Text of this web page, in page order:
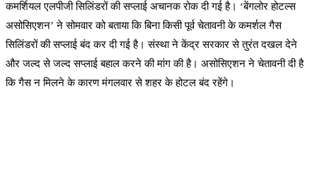
कमर्शियल एलपीजी सिलिंडरों की सप्लाई अचानक रोक दी गई है। ‘बेंगलोर होटल्स
असोसिएशन’ ने सोमवार को बताया कि बिना किसी पूर्व चेतावनी के कमर्शल गैस
सिलिंडरों की सप्लाई बंद कर दी गई है। संस्था ने केंद्र सरकार से तुरंत दखल देने
और जल्द से जल्द सप्लाई बहाल करने की मांग की है। असोसिएशन ने चेतावनी दी है
कि गैस न मिलने के कारण मंगलवार से शहर के होटल बंद रहेंगे।